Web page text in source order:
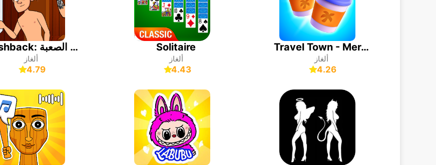
Flashback: الألغاز الصعبة
ألغاز
4.79
Solitaire
ألغاز
4.43
Travel Town - Merge Adventure
ألغاز
4.26